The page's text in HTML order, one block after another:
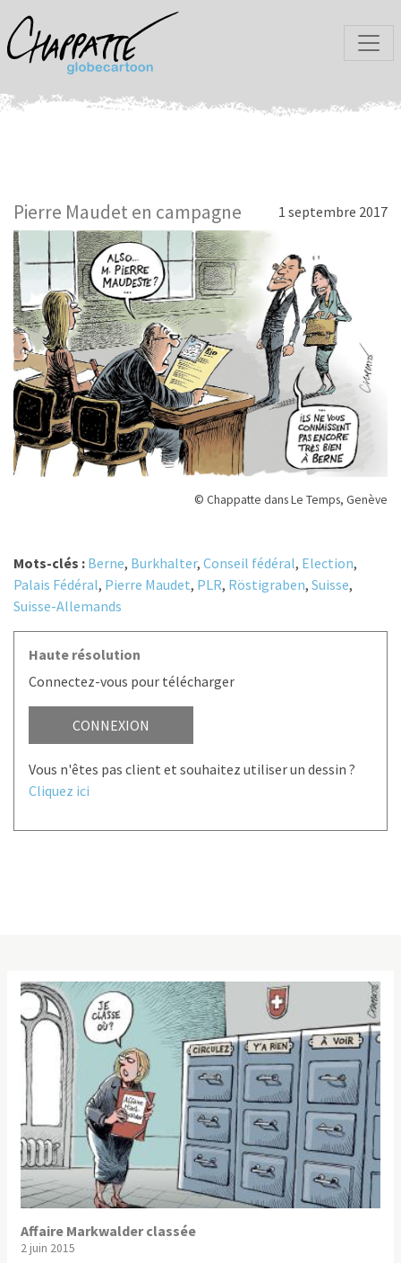
Pierre Maudet en campagne 1 septembre 2017
© Chappatte dans Le Temps, Genève
Mots-clés : Berne, Burkhalter, Conseil fédéral, Election,
Palais Fédéral, Pierre Maudet, PLR, Röstigraben, Suisse,
Suisse-Allemands
Haute résolution
Connectez-vous pour télécharger
CONNEXION
Vous n'êtes pas client et souhaitez utiliser un dessin ?
Cliquez ici
Affaire Markwalder classée
2 juin 2015